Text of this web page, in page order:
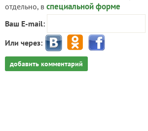
отдельно, в специальной форме
Ваш E-mail:
Или через:
добавить комментарий